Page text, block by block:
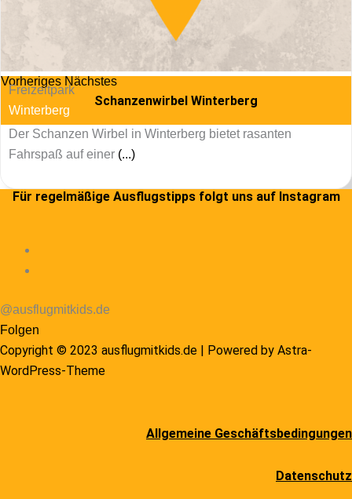
Vorheriges Nächstes
Freizeitpark
Winterberg
Schanzenwirbel Winterberg
Der Schanzen Wirbel in Winterberg bietet rasanten
Fahrspaß auf einer (...)
Für regelmäßige Ausflugstipps folgt uns auf Instagram
@ausflugmitkids.de
Folgen
Copyright © 2023 ausflugmitkids.de | Powered by Astra-
WordPress-Theme
Allgemeine Geschäftsbedingungen
Datenschutz